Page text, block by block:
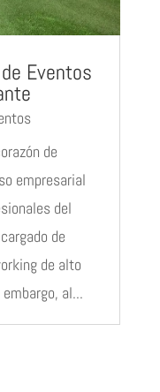
Eventos
de
empresarial
del
de
de alto
al...